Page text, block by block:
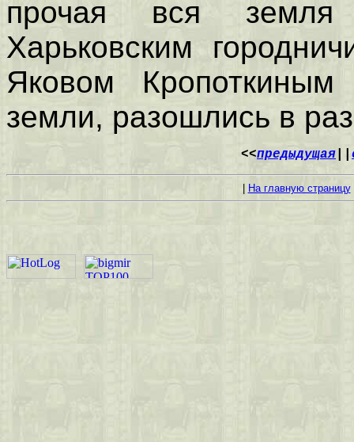
прочая вся
Харьковским
Яковом
земли, разошлись в
<<предыдущая
На главную страницу